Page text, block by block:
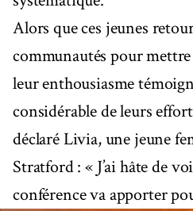
Alors que ces jeunes
communautés pour
leur enthousiasme
considérable de leurs
déclaré Livia, une jeune
Stratford : « J’ai hâte de
conférence va apporter